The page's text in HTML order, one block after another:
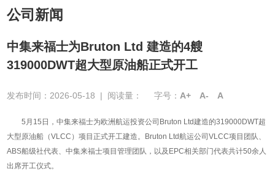
公司新闻
中集来福士为Bruton Ltd 建造的4艘
319000DWT超大型原油船正式开工
发布时间：2026-05-18 | 阅读量： 字号： A+ A- A
5月15日，中集来福士为欧洲航运投资公司Bruton Ltd建造的319000DWT超
大型原油船（VLCC）项目正式开工建造。Bruton Ltd航运公司VLCC项目团队、
ABS船级社代表、中集来福士项目管理团队，以及EPC相关部门代表共计50余人
出席开工仪式。